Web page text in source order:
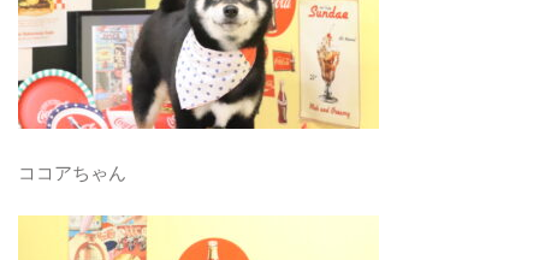
ココアちゃん